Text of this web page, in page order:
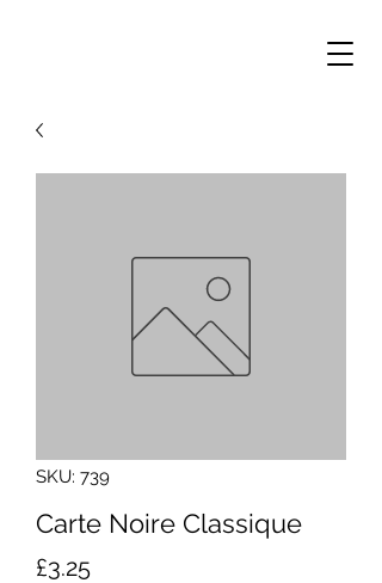
SKU: 739
Carte Noire Classique
£3.25Price